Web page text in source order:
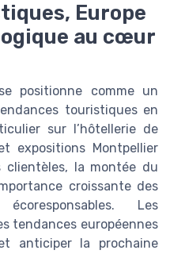
Europe
au cœur
positionne comme un
touristiques en
sur l’hôtellerie de
expositions Montpellier
clientèles, la montée du
croissante des
Les
tendances européennes
anticiper la prochaine